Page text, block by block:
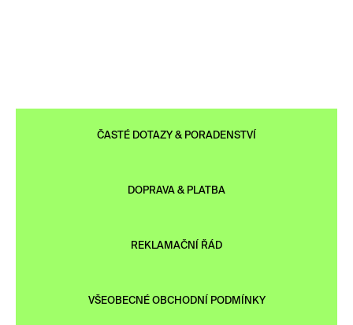
ČASTÉ DOTAZY & PORADENSTVÍ
DOPRAVA & PLATBA
REKLAMAČNÍ ŘÁD
VŠEOBECNÉ OBCHODNÍ PODMÍNKY